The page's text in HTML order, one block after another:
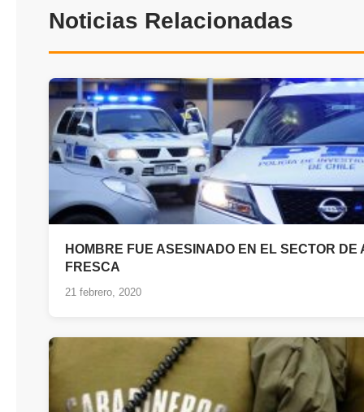
Noticias Relacionadas
HOMBRE FUE ASESINADO EN EL SECTOR DE
FRESCA
21 febrero, 2020